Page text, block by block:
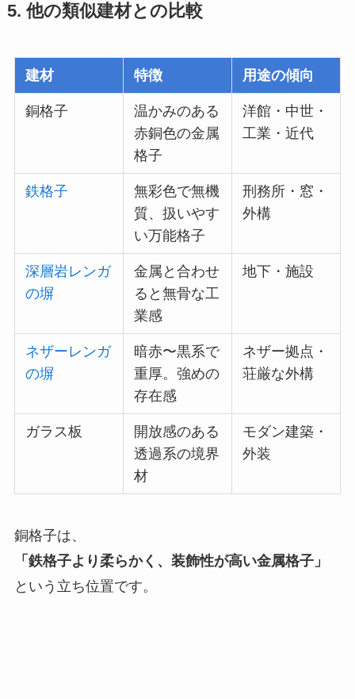
5. 他の類似建材との比較
建材 特徴 用途の傾向
銅格子
温かみのある
赤銅色の金属
格子
洋館・中世・
工業・近代
鉄格子
無彩色で無機
質、扱いやす
い万能格子
刑務所・窓・
外構
深層岩レンガ
の塀
金属と合わせ
ると無骨な工
業感
地下・施設
ネザーレンガ
の塀
暗赤〜黒系で
重厚。強めの
存在感
ネザー拠点・
荘厳な外構
ガラス板
開放感のある
透過系の境界
材
モダン建築・
外装
銅格子は、
「鉄格子より柔らかく、装飾性が高い金属格子」
という立ち位置です。